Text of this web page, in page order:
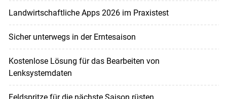
Landwirtschaftliche Apps 2026 im Praxistest
Sicher unterwegs in der Erntesaison
Kostenlose Lösung für das Bearbeiten von
Lenksystemdaten